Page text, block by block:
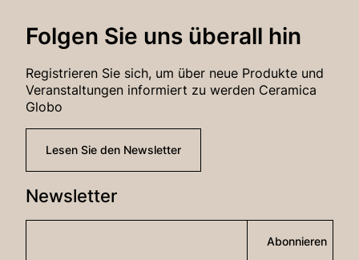
Folgen Sie uns überall hin
Registrieren Sie sich, um über neue Produkte und
Veranstaltungen informiert zu werden Ceramica
Globo
Lesen Sie den Newsletter
Newsletter
Abonnieren